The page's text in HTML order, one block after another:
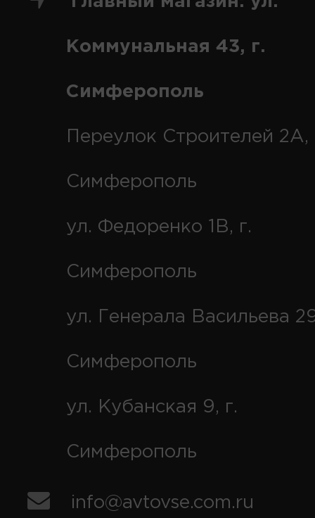
Коммунальная 43, г.
Симферополь
Переулок Строителей 2А,
Симферополь
ул. Федоренко 1В, г.
Симферополь
ул. Генерала Васильева
Симферополь
ул. Кубанская 9, г.
Симферополь
info@avtovse.com.ru